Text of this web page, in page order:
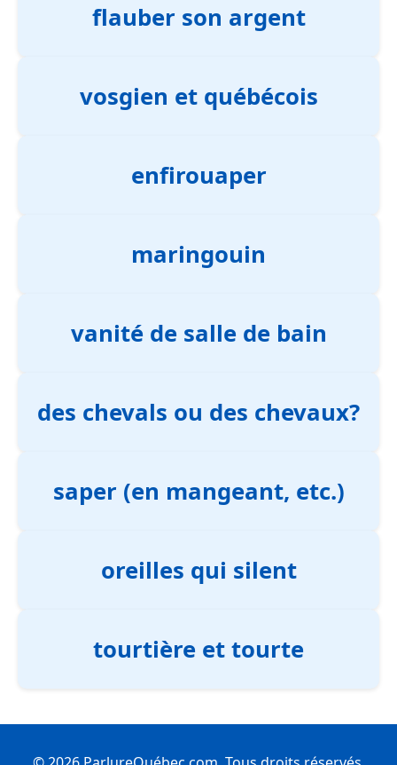
flauber son argent
vosgien et québécois
enfirouaper
maringouin
vanité de salle de bain
des chevals ou des chevaux?
saper (en mangeant, etc.)
oreilles qui silent
tourtière et tourte